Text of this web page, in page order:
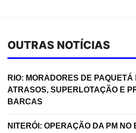
OUTRAS NOTÍCIAS
RIO: MORADORES DE PAQUETÁ
ATRASOS, SUPERLOTAÇÃO E
BARCAS
NITERÓI: OPERAÇÃO DA PM NO